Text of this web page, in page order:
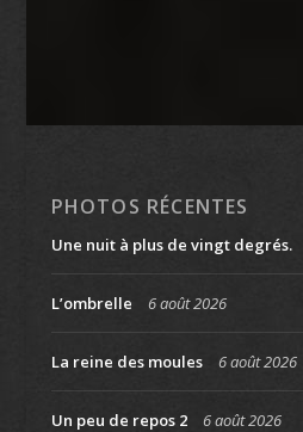
PHOTOS RÉCENTES
Une nuit à plus de vingt degrés.
L’ombrelle 6 août 2026
La reine des moules 6 août 2026
Un peu de repos 2 6 août 2026